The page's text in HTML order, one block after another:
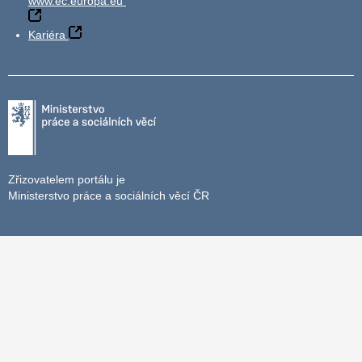
Kariéra
Zřizovatelem portálu je
Ministerstvo práce a sociálních věcí ČR